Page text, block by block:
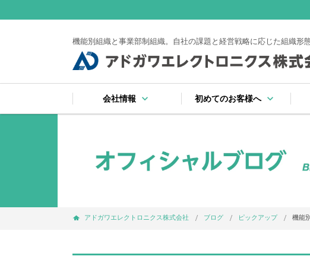
会社情報 keyboard_arrow_down 初めてのお客様へ keyboard_arrow_down
アドガワエレクトロニクス株式会社 ブログ ピックアップ 機能